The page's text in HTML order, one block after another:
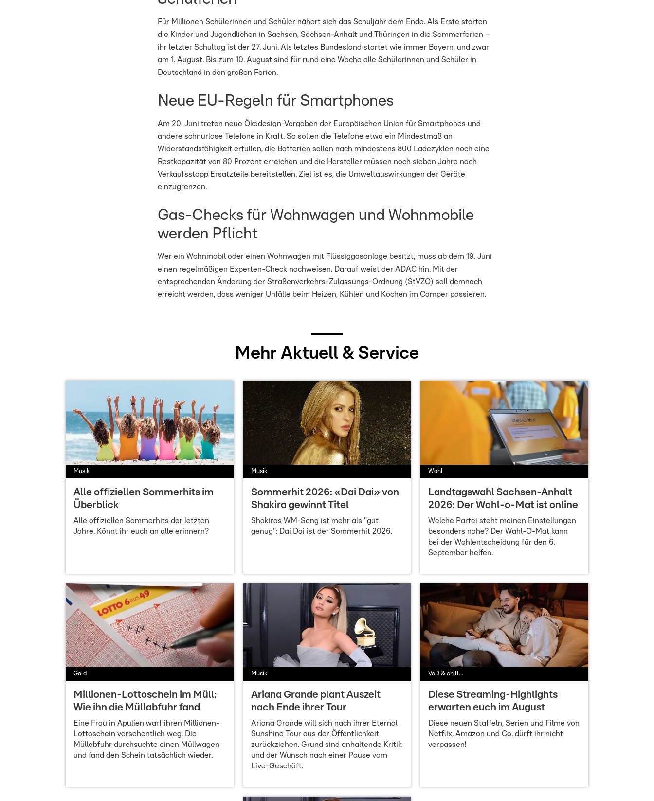
Für Millionen Schülerinnen und Schüler nähert sich das Schuljahr dem Ende. Als Erste starten
die Kinder und Jugendlichen in Sachsen, Sachsen-Anhalt und Thüringen in die Sommerferien –
ihr letzter Schultag ist der 27. Juni. Als letztes Bundesland startet wie immer Bayern, und zwar
am 1. August. Bis zum 10. August sind für rund eine Woche alle Schülerinnen und Schüler in
Deutschland in den großen Ferien.
Neue EU-Regeln für Smartphones
Am 20. Juni treten neue Ökodesign-Vorgaben der Europäischen Union für Smartphones und
andere schnurlose Telefone in Kraft. So sollen die Telefone etwa ein Mindestmaß an
Widerstandsfähigkeit erfüllen, die Batterien sollen nach mindestens 800 Ladezyklen noch eine
Restkapazität von 80 Prozent erreichen und die Hersteller müssen noch sieben Jahre nach
Verkaufsstopp Ersatzteile bereitstellen. Ziel ist es, die Umweltauswirkungen der Geräte
einzugrenzen.
Gas-Checks für Wohnwagen und Wohnmobile
werden Pflicht
Wer ein Wohnmobil oder einen Wohnwagen mit Flüssiggasanlage besitzt, muss ab dem 19. Juni
einen regelmäßigen Experten-Check nachweisen. Darauf weist der ADAC hin. Mit der
entsprechenden Änderung der Straßenverkehrs-Zulassungs-Ordnung (StVZO) soll demnach
erreicht werden, dass weniger Unfälle beim Heizen, Kühlen und Kochen im Camper passieren.
Mehr Aktuell & Service
Musik
Alle offiziellen Sommerhits im
Überblick
Alle offiziellen Sommerhits der letzten
Jahre. Könnt ihr euch an alle erinnern?
Musik
Sommerhit 2026: «Dai Dai» von
Shakira gewinnt Titel
Shakiras WM-Song ist mehr als "gut
genug": Dai Dai ist der Sommerhit 2026.
Wahl
Landtagswahl Sachsen-Anhalt
2026: Der Wahl-o-Mat ist online
Welche Partei steht meinen Einstellungen
besonders nahe? Der Wahl-O-Mat kann
bei der Wahlentscheidung für den 6.
September helfen.
Geld
Millionen-Lottoschein im Müll:
Wie ihn die Müllabfuhr fand
Eine Frau in Apulien warf ihren Millionen-
Lottoschein versehentlich weg. Die
Müllabfuhr durchsuchte einen Müllwagen
und fand den Schein tatsächlich wieder.
Musik
Ariana Grande plant Auszeit
nach Ende ihrer Tour
Ariana Grande will sich nach ihrer Eternal
Sunshine Tour aus der Öffentlichkeit
zurückziehen. Grund sind anhaltende Kritik
und der Wunsch nach einer Pause vom
Live-Geschäft.
VoD & chill...
Diese Streaming-Highlights
erwarten euch im August
Diese neuen Staffeln, Serien und Filme von
Netflix, Amazon und Co. dürft ihr nicht
verpassen!